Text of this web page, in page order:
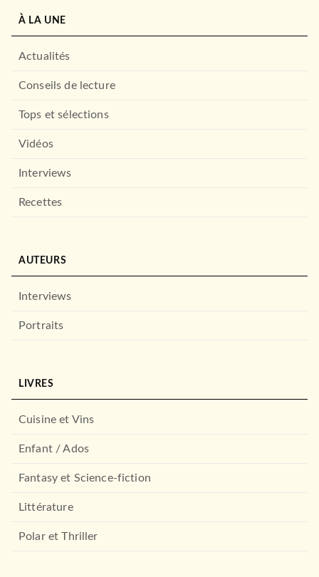
À LA UNE
Actualités
Conseils de lecture
Tops et sélections
Vidéos
Interviews
Recettes
AUTEURS
Interviews
Portraits
LIVRES
Cuisine et Vins
Enfant / Ados
Fantasy et Science-fiction
Littérature
Polar et Thriller